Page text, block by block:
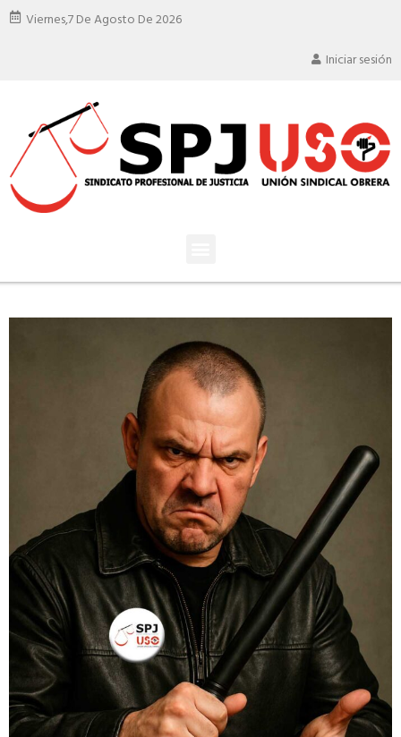
Viernes,7 De Agosto De 2026
Iniciar sesión